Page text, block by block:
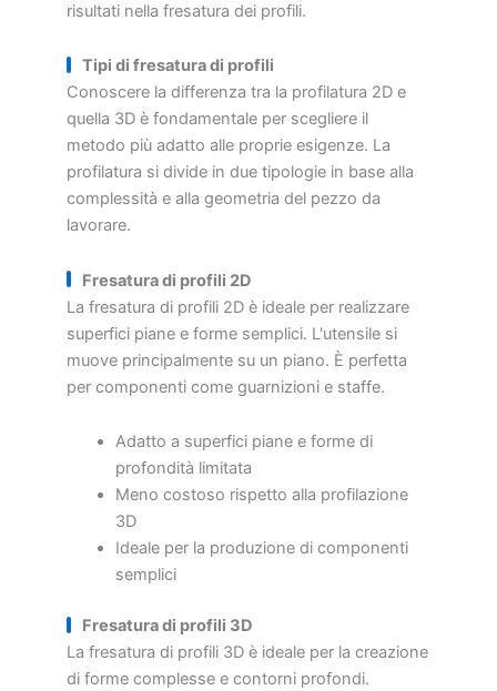
risultati nella fresatura dei profili.
Tipi di fresatura di profili
Conoscere la differenza tra la profilatura 2D e
quella 3D è fondamentale per scegliere il
metodo più adatto alle proprie esigenze. La
profilatura si divide in due tipologie in base alla
complessità e alla geometria del pezzo da
lavorare.
Fresatura di profili 2D
La fresatura di profili 2D è ideale per realizzare
superfici piane e forme semplici. L'utensile si
muove principalmente su un piano. È perfetta
per componenti come guarnizioni e staffe.
Adatto a superfici piane e forme di
profondità limitata
Meno costoso rispetto alla profilazione
3D
Ideale per la produzione di componenti
semplici
Fresatura di profili 3D
La fresatura di profili 3D è ideale per la creazione
di forme complesse e contorni profondi.